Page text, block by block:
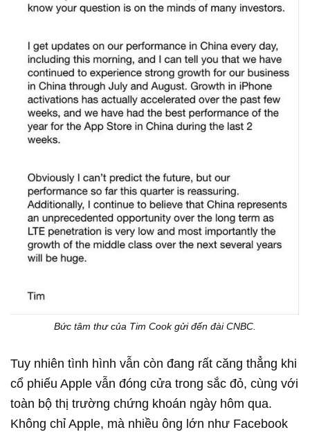
Bức tâm thư của Tim Cook gửi đến đài CNBC.
Tuy nhiên tình hình vẫn còn đang rất căng thẳng khi
cổ phiếu Apple vẫn đóng cửa trong sắc đỏ, cùng với
toàn bộ thị trường chứng khoán ngày hôm qua.
Không chỉ Apple, mà nhiều ông lớn như Facebook